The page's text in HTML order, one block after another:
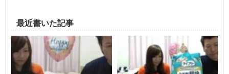
最近書いた記事